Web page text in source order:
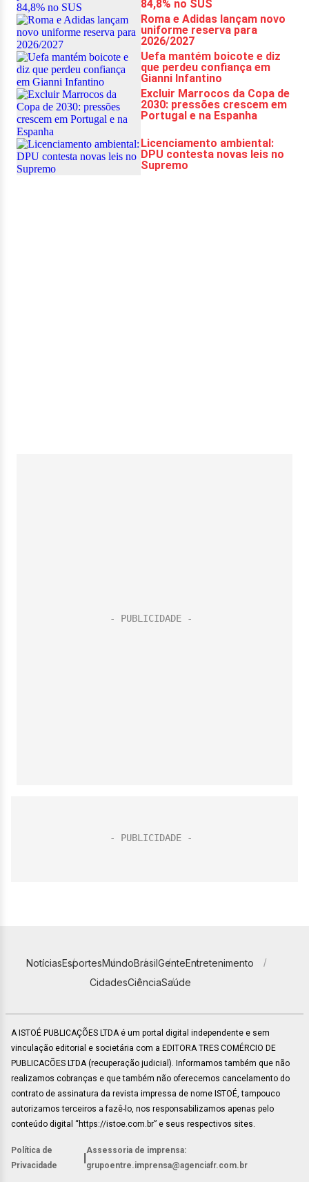
NotíciasEsportesMundoBrasilGenteEntretenimento
CidadesCiênciaSaúde
A ISTOÉ PUBLICAÇÕES LTDA é um portal digital independente e sem
vinculação editorial e societária com a EDITORA TRES COMÉRCIO DE
PUBLICACÕES LTDA (recuperação judicial). Informamos também que não
realizamos cobranças e que também não oferecemos cancelamento do
contrato de assinatura da revista impressa de nome ISTOÉ, tampouco
autorizamos terceiros a fazê-lo, nos responsabilizamos apenas pelo
conteúdo digital “https://istoe.com.br” e seus respectivos sites.
Política de
Privacidade
Assessoria de imprensa:
grupoentre.imprensa@agenciafr.com.br